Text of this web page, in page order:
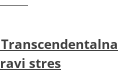
Video
Tečaj
Urnikstres